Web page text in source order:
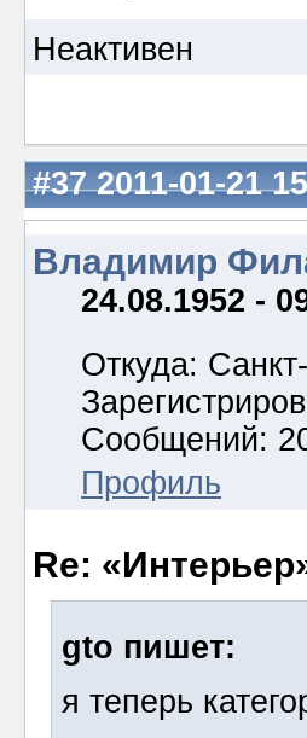
Неактивен
#372011-01-21
Владимир
24.08.1952 -
Откуда:
Сообщений:
Профиль
Re:
gto пишет:
я теперь